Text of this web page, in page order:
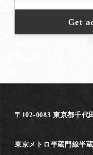
〒102-0083 東京都千代
東京メトロ半蔵門線半